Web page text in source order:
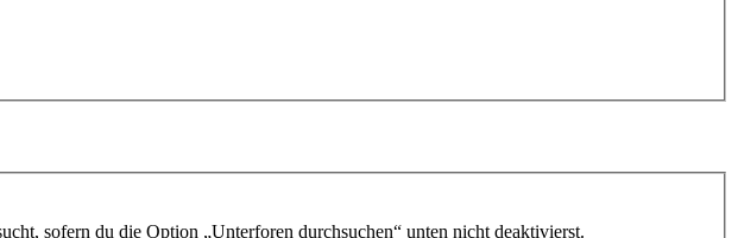
sofern du die Option „Unterforen durchsuchen“ unten nicht deaktivierst.